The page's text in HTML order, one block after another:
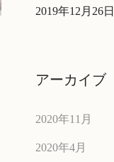
2019年12月26日
アーカイブ
2020年11月
2020年4月